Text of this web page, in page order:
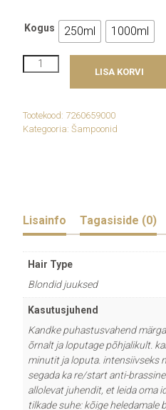
Kogus 250ml 1000ml
Revlon
Professional
Purple
Sulfate
LISA KORVI
Tootekood: 7260659000
Kategooria: Šampoonid
Lisainfo Tagasiside (0)
Hair Type
Blondid juuksed
Kasutusjuhend
Kandke puhastusvahend
õrnalt ja loputage põhjalikult.
minutit ja loputa. intensiivseks
segada ka re/start anti-
allolevat juhendit, et leida oma
tilkade suhe: kõige heledamale